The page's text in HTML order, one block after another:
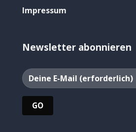
Impressum
Newsletter abonnieren